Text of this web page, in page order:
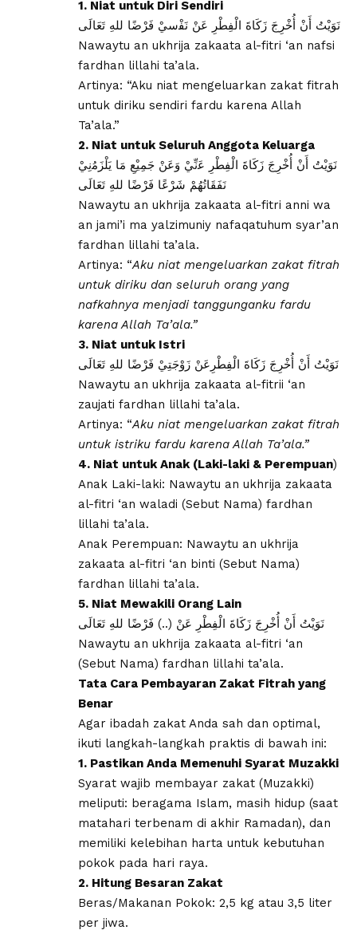
1. Niat untuk Diri Sendiri
​ﻧَﻮَﻳْﺖُ أَﻥْ أُﺧْﺮِﺝَ ﺯَﻛَﺎﺓَ ﺍﻟْﻔِﻄْﺮِ ﻋَﻦْ ﻧَﻔْسيْ ﻓَﺮْﺿًﺎ ﻟﻠﻪِ ﺗَﻌَﺎﻟَﻰ
Nawaytu an ukhrija zakaata al-fitri ‘an nafsi
fardhan lillahi ta’ala.
Artinya: “Aku niat mengeluarkan zakat fitrah
untuk diriku sendiri fardu karena Allah
Ta’ala.”
2. Niat untuk Seluruh Anggota Keluarga
​ﻧَﻮَﻳْﺖُ ﺃَﻥْ ﺃُﺧْﺮِﺝَ ﺯَﻛَﺎﺓَ ﺍﻟْﻔِﻄْﺮِ ﻋَنِّيْ ﻭَﻋَﻦْ ﺟَﻤِﻴْﻊِ ﻣَﺎ ﻳَﻠْﺰَﻣُنِيْ
ﻧَﻔَﻘَﺎﺗُﻬُﻢْ ﺷَﺮْﻋًﺎ ﻓَﺮْﺿًﺎ ﻟﻠﻪِ ﺗَﻌَﺎﻟَﻰ
Nawaytu an ukhrija zakaata al-fitri anni wa
an jami’i ma yalzimuniy nafaqatuhum syar’an
fardhan lillahi ta’ala.
Artinya: “Aku niat mengeluarkan zakat fitrah
untuk diriku dan seluruh orang yang
nafkahnya menjadi tanggunganku fardu
karena Allah Ta’ala.”
3. Niat untuk Istri
​ﻧَﻮَﻳْﺖُ ﺃَﻥْ ﺃُﺧْﺮِﺝَ ﺯَﻛَﺎﺓَ ﺍﻟْﻔِﻄْﺮِﻋَﻦْ ﺯَﻭْﺟَﺘِﻲْ ﻓَﺮْﺿًﺎ ﻟﻠﻪِ ﺗَﻌَﺎﻟَﻰ
Nawaytu an ukhrija zakaata al-fitrii ‘an
zaujati fardhan lillahi ta’ala.
Artinya: “Aku niat mengeluarkan zakat fitrah
untuk istriku fardu karena Allah Ta’ala.”
4. Niat untuk Anak (Laki-laki & Perempuan)
​Anak Laki-laki: Nawaytu an ukhrija zakaata
al-fitri ‘an waladi (Sebut Nama) fardhan
lillahi ta’ala.
​Anak Perempuan: Nawaytu an ukhrija
zakaata al-fitri ‘an binti (Sebut Nama)
fardhan lillahi ta’ala.
5. Niat Mewakili Orang Lain
​ﻧَﻮَﻳْﺖُ ﺃَﻥْ ﺃُﺧْﺮِﺝَ ﺯَﻛَﺎﺓَ ﺍﻟْﻔِﻄْﺮِ ﻋَﻦْ (..) ﻓَﺮْﺿًﺎ ﻟﻠﻪِ ﺗَﻌَﺎﻟَﻰ
Nawaytu an ukhrija zakaata al-fitri ‘an
(Sebut Nama) fardhan lillahi ta’ala.
Tata Cara Pembayaran Zakat Fitrah yang
Benar
​Agar ibadah zakat Anda sah dan optimal,
ikuti langkah-langkah praktis di bawah ini:
1. Pastikan Anda Memenuhi Syarat Muzakki
​Syarat wajib membayar zakat (Muzakki)
meliputi: beragama Islam, masih hidup (saat
matahari terbenam di akhir Ramadan), dan
memiliki kelebihan harta untuk kebutuhan
pokok pada hari raya.
2. Hitung Besaran Zakat
​Beras/Makanan Pokok: 2,5 kg atau 3,5 liter
per jiwa.